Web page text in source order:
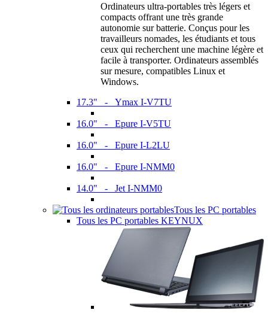
Ordinateurs ultra-portables très légers et
compacts offrant une très grande
autonomie sur batterie. Conçus pour les
travailleurs nomades, les étudiants et tous
ceux qui recherchent une machine légère et
facile à transporter. Ordinateurs assemblés
sur mesure, compatibles Linux et
Windows.
17.3" - Ymax I-V7TU
16.0" - Epure I-V5TU
16.0" - Epure I-L2LU
16.0" - Epure I-NMM0
14.0" - Jet I-NMM0
Tous les PC portables
Tous les PC portables KEYNUX